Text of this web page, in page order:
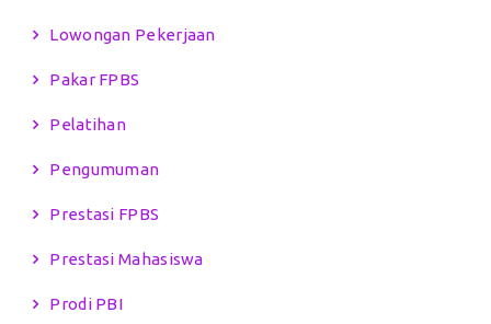
Lowongan Pekerjaan
Pakar FPBS
Pelatihan
Pengumuman
Prestasi FPBS
Prestasi Mahasiswa
Prodi PBI